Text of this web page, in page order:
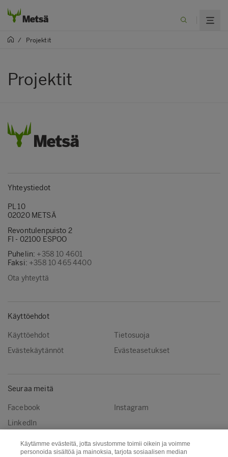
/ Projektit
Projektit
Yhteystiedot
PL 10
02020 METSÄ
Revontulenpuisto 2
FI - 02100 ESPOO
Puhelin: +358 10 4601
Faksi: +358 10 465 4400
Ota yhteyttä
Käyttöehdot
Käyttöehdot
Tietosuoja
Evästekäytännöt
Evästeasetukset
Seuraa meitä
Facebook
Instagram
LinkedIn
Käytämme evästeitä, jotta sivustomme toimii oikein ja voimme
personoida sisältöä ja mainoksia, tarjota sosiaalisen median